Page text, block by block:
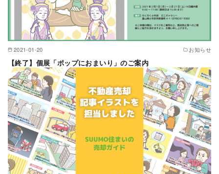
2021-01-20 お知らせ
【終了】個展「ポップにおまいり」のご案内